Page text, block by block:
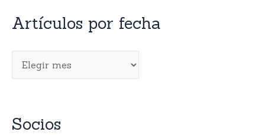
Artículos por fecha
Socios